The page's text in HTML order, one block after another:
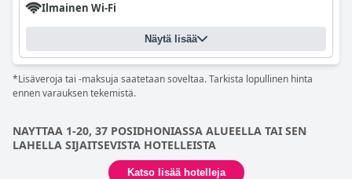
Ilmainen Wi-Fi
Näytä lisää
*Lisäveroja tai -maksuja saatetaan soveltaa. Tarkista lopullinen hinta
ennen varauksen tekemistä.
NAYTTAA 1-20, 37 POSIDHONIASSA ALUEELLA TAI SEN
LAHELLA SIJAITSEVISTA HOTELLEISTA
Katso lisää hotelleja